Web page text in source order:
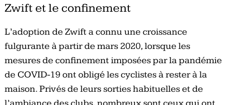
Zwift et le confinement
L’adoption de Zwift a connu une croissance
fulgurante à partir de mars 2020, lorsque les
mesures de confinement imposées par la pandémie
de COVID-19 ont obligé les cyclistes à rester à la
maison. Privés de leurs sorties habituelles et de